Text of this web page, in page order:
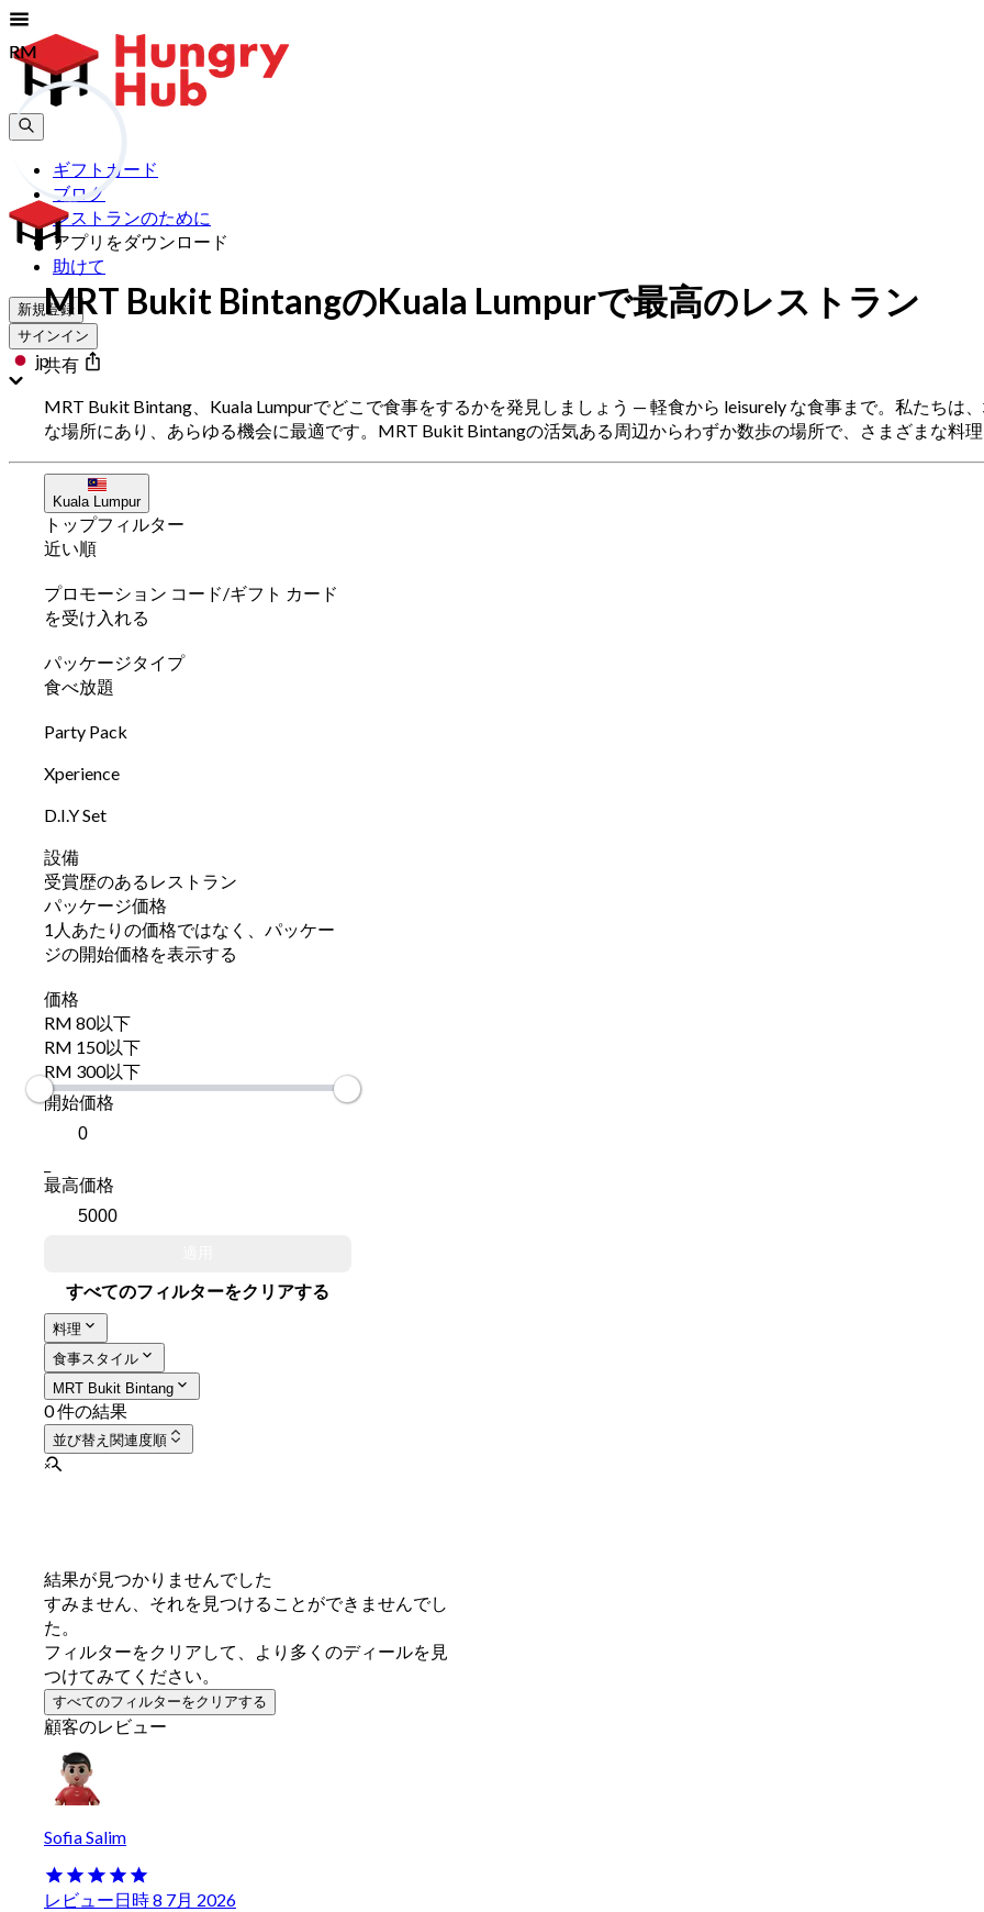
ギフトカード
ブログ
レストランのために
アプリをダウンロード
助けて
新規登録
サインイン
jp
MRT Bukit BintangのKuala Lumpurで最高のレストラン
共有
MRT Bukit Bintang、Kuala Lumpurでどこで食事をするかを発見しましょう — 軽食から leisurely な食事まで。私たちは
な場所にあり、あらゆる機会に最適です。MRT Bukit Bintangの活気ある周辺からわずか数歩の場所で、さまざまな料理
Kuala Lumpur
トップフィルター
近い順
プロモーション コード/ギフト カード
を受け入れる
パッケージタイプ
食べ放題
Party Pack
Xperience
D.I.Y Set
設備
受賞歴のあるレストラン
パッケージ価格
1人あたりの価格ではなく、パッケー
ジの開始価格を表示する
価格
RM 80以下
RM 150以下
RM 300以下
RM
開始価格
RM
最高価格
すべてのフィルターをクリアする
料理
食事スタイル
MRT Bukit Bintang
0 件の結果
並び替え 関連度順
結果が見つかりませんでした
すみません、それを見つけることができませんでし
た。
フィルターをクリアして、より多くのディールを見
つけてみてください。
すべてのフィルターをクリアする
顧客のレビュー
Sofia Salim
レビュー日時 8 7月 2026